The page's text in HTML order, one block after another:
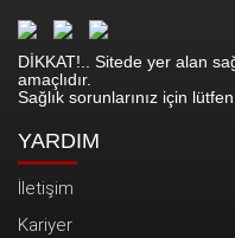
DİKKAT!.. Sitede yer alan
amaçlıdır.
Sağlık sorunlarınız için
YARDIM
İletişim
Kariyer